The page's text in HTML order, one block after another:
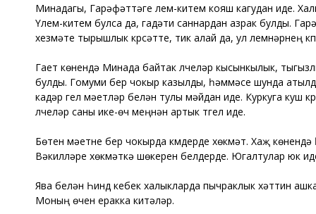
Минадагы, Гарәфәттәге үлем-китем кояш кагудан иде.
Үлем-китем булса да, гадәти саннардан азрак булды.
хезмәте тырышлык күрсәтте, тик алай да, ул үлемнәрнең
Гает көнендә Минада байтак үлүчеләр кысынкылык,
булды. Гомуми бер чокыр казылды, һәммәсе шунда
кадәр гел мәетләр белән тулы мәйдан иде. Куркуга куш
үлүчеләр саны ике-өч меңнән артык түгел иде.
Бөтен мәетне бер чокырда күмдерде хөкүмәт. Хаҗ
Вәкилләре хөкүмәткә шөкерен белдерде. Югалтулар юк
Ява белән Һинд кебек халыкларда пычраклык хәттин
Моның өчен еракка китәләр.